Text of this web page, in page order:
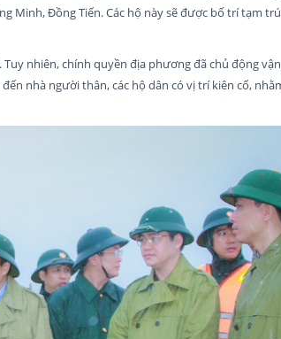
Minh, Đồng Tiến. Các hộ này sẽ được bố trí tạm
nhiên, chính quyền địa phương đã chủ động
nhà người thân, các hộ dân có vị trí kiên cố,